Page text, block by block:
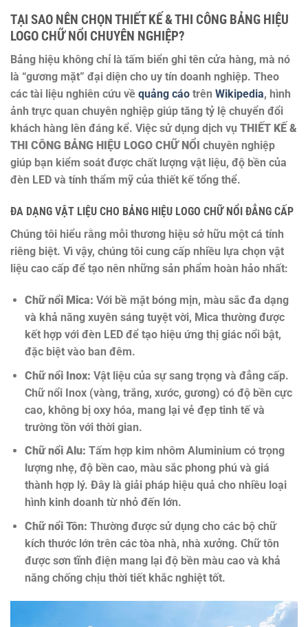
TẠI SAO NÊN CHỌN THIẾT KẾ & THI CÔNG BẢNG HIỆU
LOGO CHỮ NỔI CHUYÊN NGHIỆP?
Bảng hiệu không chỉ là tấm biển ghi tên cửa hàng, mà nó
là “gương mặt” đại diện cho uy tín doanh nghiệp. Theo
các tài liệu nghiên cứu về quảng cáo trên Wikipedia, hình
ảnh trực quan chuyên nghiệp giúp tăng tỷ lệ chuyển đổi
khách hàng lên đáng kể. Việc sử dụng dịch vụ THIẾT KẾ &
THI CÔNG BẢNG HIỆU LOGO CHỮ NỔI chuyên nghiệp
giúp bạn kiểm soát được chất lượng vật liệu, độ bền của
đèn LED và tính thẩm mỹ của thiết kế tổng thể.
ĐA DẠNG VẬT LIỆU CHO BẢNG HIỆU LOGO CHỮ NỔI ĐẲNG CẤP
Chúng tôi hiểu rằng mỗi thương hiệu sở hữu một cá tính
riêng biệt. Vì vậy, chúng tôi cung cấp nhiều lựa chọn vật
liệu cao cấp để tạo nên những sản phẩm hoàn hảo nhất:
Chữ nổi Mica: Với bề mặt bóng mịn, màu sắc đa dạng
và khả năng xuyên sáng tuyệt vời, Mica thường được
kết hợp với đèn LED để tạo hiệu ứng thị giác nổi bật,
đặc biệt vào ban đêm.
Chữ nổi Inox: Vật liệu của sự sang trọng và đẳng cấp.
Chữ nổi Inox (vàng, trắng, xước, gương) có độ bền cực
cao, không bị oxy hóa, mang lại vẻ đẹp tinh tế và
trường tồn với thời gian.
Chữ nổi Alu: Tấm hợp kim nhôm Aluminium có trọng
lượng nhẹ, độ bền cao, màu sắc phong phú và giá
thành hợp lý. Đây là giải pháp hiệu quả cho nhiều loại
hình kinh doanh từ nhỏ đến lớn.
Chữ nổi Tôn: Thường được sử dụng cho các bộ chữ
kích thước lớn trên các tòa nhà, nhà xưởng. Chữ tôn
được sơn tĩnh điện mang lại độ bền màu cao và khả
năng chống chịu thời tiết khắc nghiệt tốt.